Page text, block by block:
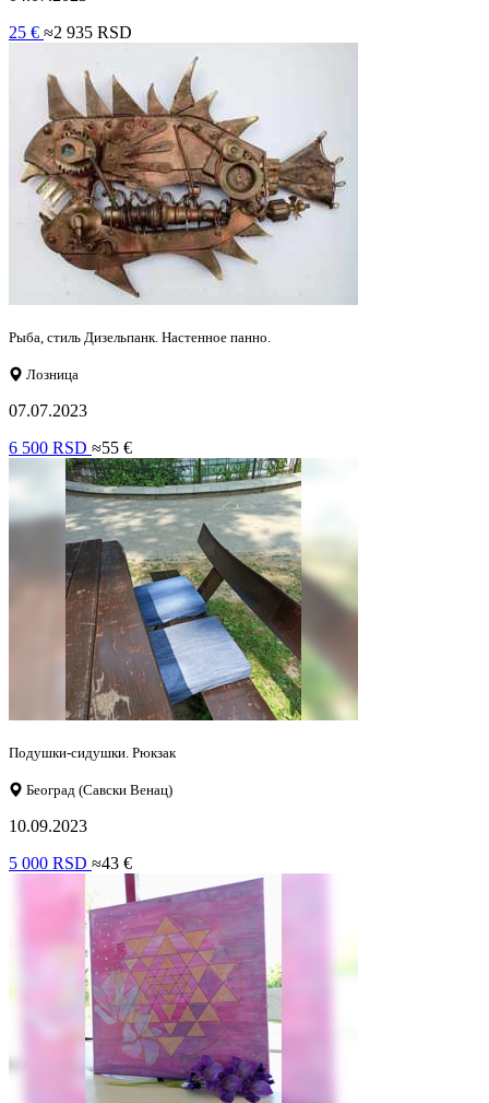
25 € ≈2 935 RSD
Рыба, стиль Дизельпанк. Настенное панно.
Лозница
07.07.2023
6 500 RSD ≈55 €
Подушки-сидушки. Рюкзак
Београд (Савски Венац)
10.09.2023
5 000 RSD ≈43 €